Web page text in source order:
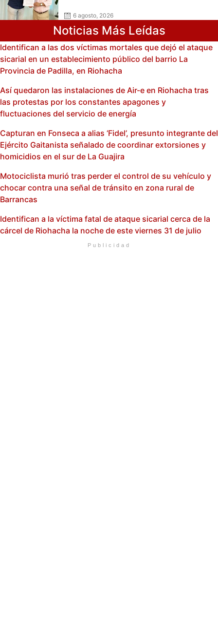
6 agosto, 2026
Noticias Más Leídas
Identifican a las dos víctimas mortales que dejó el ataque
sicarial en un establecimiento público del barrio La
Provincia de Padilla, en Riohacha
Así quedaron las instalaciones de Air-e en Riohacha tras
las protestas por los constantes apagones y
fluctuaciones del servicio de energía
Capturan en Fonseca a alias ‘Fidel’, presunto integrante del
Ejército Gaitanista señalado de coordinar extorsiones y
homicidios en el sur de La Guajira
Motociclista murió tras perder el control de su vehículo y
chocar contra una señal de tránsito en zona rural de
Barrancas
Identifican a la víctima fatal de ataque sicarial cerca de la
cárcel de Riohacha la noche de este viernes 31 de julio
Publicidad